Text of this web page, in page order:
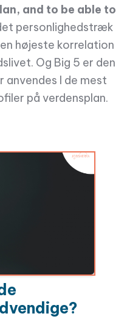
and to be able to
personlighedstræk
højeste korrelation
Og Big 5 er den
anvendes I de mest
på verdensplan.